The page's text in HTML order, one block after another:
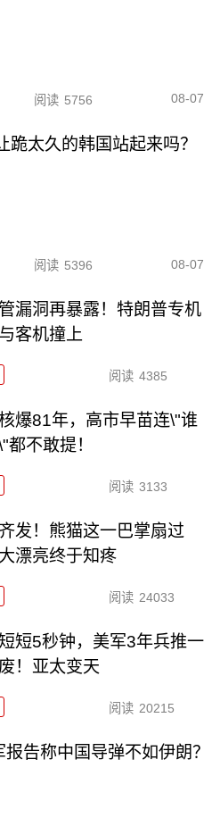
阅读 5756 08-07
太久的韩国站起来吗？
阅读 5396 08-07
漏洞再暴露！特朗普专机
客机撞上
阅读 4385
爆81年，高市早苗连\"谁
都不敢提！
阅读 3133
发！熊猫这一巴掌扇过
漂亮终于知疼
阅读 24033
短5秒钟，美军3年兵推一
！亚太变天
阅读 20215
告称中国导弹不如伊朗？